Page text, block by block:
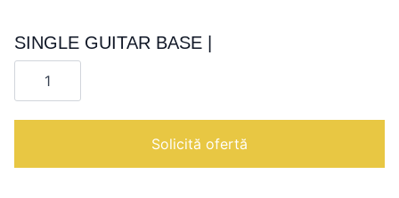
SINGLE GUITAR BASE |
Cantitate
SINGLE
|
Solicită ofertă